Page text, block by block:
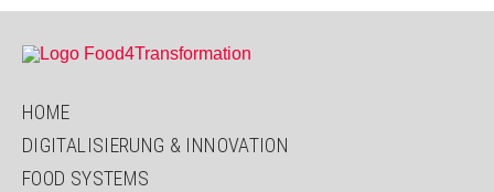
HOME
DIGITALISIERUNG & INNOVATION
FOOD SYSTEMS